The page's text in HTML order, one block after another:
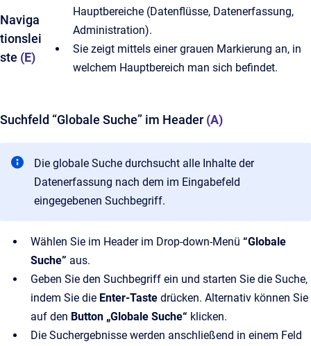
Naviga
tionslei
ste (E)
Hauptbereiche (Datenflüsse, Datenerfassung,
Administration).
Sie zeigt mittels einer grauen Markierung an, in
welchem Hauptbereich man sich befindet.
Suchfeld “Globale Suche” im Header (A)
Die globale Suche durchsucht alle Inhalte der
Datenerfassung nach dem im Eingabefeld
eingegebenen Suchbegriff.
Wählen Sie im Header im Drop-down-Menü “Globale
Suche” aus.
Geben Sie den Suchbegriff ein und starten Sie die Suche,
indem Sie die Enter-Taste drücken. Alternativ können Sie
auf den Button „Globale Suche“ klicken.
Die Suchergebnisse werden anschließend in einem Feld